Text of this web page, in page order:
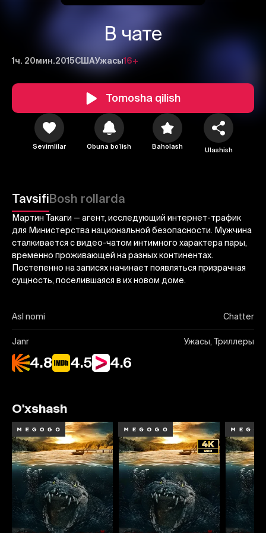
В чате
1ч. 20мин.2015СШАУжасы16+
Tomosha qilish
Sevimlilar Obuna boʻlish Baholash Ulashish
TavsifiBosh rollarda
Мартин Такаги — агент, исследующий интернет-трафик
для Министерства национальной безопасности. Мужчина
сталкивается с видео-чатом интимного характера пары,
временно проживающей на разных континентах.
Постепенно на записях начинает появляться призрачная
сущность, поселившаяся в их новом доме.
Asl nomi Chatter
Janr Ужасы, Триллеры
4.8 4.5 4.6
1 2
Yuborish
O'xshash